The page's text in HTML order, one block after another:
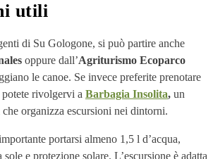
utili
di Su Gologone, si può partire anche
oppure dall’Agriturismo Ecoparco
le canoe. Se invece preferite prenotare
potete rivolgervi a Barbagia Insolita, un
organizza escursioni nei dintorni.
portarsi almeno 1,5 l d’acqua,
e protezione solare. L’escursione è adatta